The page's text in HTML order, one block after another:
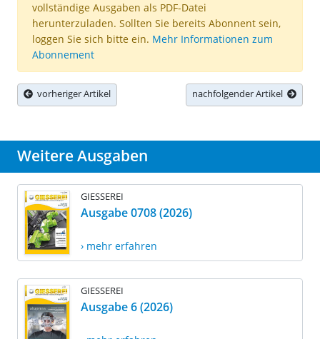
vollständige Ausgaben als PDF-Datei
herunterzuladen. Sollten Sie bereits Abonnent sein,
loggen Sie sich bitte ein. Mehr Informationen zum
Abonnement
vorheriger Artikel nachfolgender Artikel
Weitere Ausgaben
GIESSEREI
Ausgabe 0708 (2026)
› mehr erfahren
GIESSEREI
Ausgabe 6 (2026)